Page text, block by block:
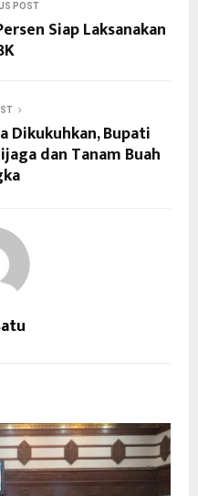
POST
Siap Laksanakan
Dikukuhkan, Bupati
dan Tanam Buah